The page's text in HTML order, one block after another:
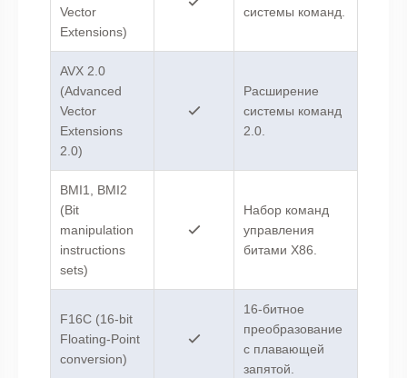
Vector
Extensions)
системы команд.
AVX 2.0
(Advanced
Vector
Extensions
2.0)
Расширение
системы команд
2.0.
BMI1, BMI2
(Bit
manipulation
instructions
sets)
Набор команд
управления
битами X86.
F16C (16-bit
Floating-Point
conversion)
16-битное
преобразование
с плавающей
запятой.